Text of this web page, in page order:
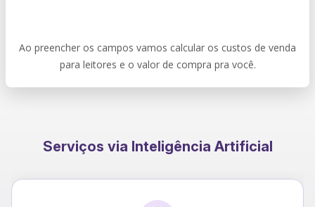
Ao preencher os campos vamos calcular os custos de venda
para leitores e o valor de compra pra você.
Serviços via Inteligência Artificial